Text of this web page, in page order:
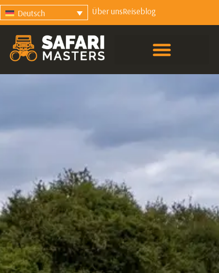
Deutsch Über unsReiseblog